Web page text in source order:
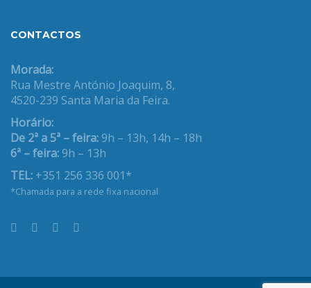
CONTACTOS
Morada:
Rua Mestre António Joaquim, 8,
4520-239 Santa Maria da Feira.
Horário:
De 2ª a 5ª – feira: 9h – 13h, 14h – 18h
6ª – feira: 9h – 13h
TEL: +351 256 336 001*
*Chamada para a rede fixa nacional